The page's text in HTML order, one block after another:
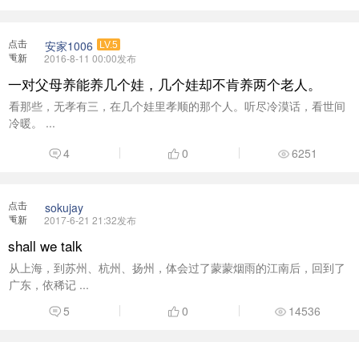
点击
重新
安家1006 LV.5
2016-8-11 00:00发布
一对父母养能养几个娃，几个娃却不肯养两个老人。
看那些，无孝有三，在几个娃里孝顺的那个人。听尽冷漠话，看世间
冷暖。 ...
4
0 6251
点击
重新
sokujay
2017-6-21 21:32发布
shall we talk
从上海，到苏州、杭州、扬州，体会过了蒙蒙烟雨的江南后，回到了
广东，依稀记 ...
5
0 14536